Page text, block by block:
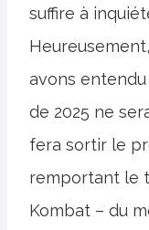
suffire à
avons
de 2025 ne
fera sortir le
remportant le
Kombat – du